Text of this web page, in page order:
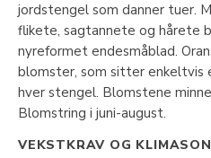
jordstengel som danner tuer.
flikete, sagtannete og hårete
nyreformet endesmåblad.
blomster, som sitter enkeltvis
hver stengel. Blomstene
Blomstring i juni-august.
VEKSTKRAV OG